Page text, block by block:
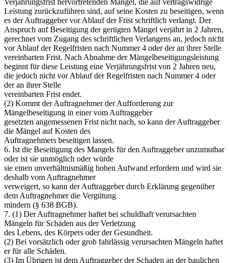
Verjährungsfrist hervortretenden Mängel, die auf vertragswidrige
Leistung zurückzuführen sind, auf seine Kosten zu beseitigen, wenn
es der Auftraggeber vor Ablauf der Frist schriftlich verlangt. Der
Anspruch auf Beseitigung der gerügten Mängel verjährt in 2 Jahren,
gerechnet vom Zugang des schriftlichen Verlangens an, jedoch nicht
vor Ablauf der Regelfristen nach Nummer 4 oder der an ihrer Stelle
vereinbarten Frist. Nach Abnahme der Mängelbeseitigungsleistung
beginnt für diese Leistung eine Verjährungsfrist von 2 Jahren neu,
die jedoch nicht vor Ablauf der Regelfristen nach Nummer 4 oder
der an ihrer Stelle
vereinbarten Frist endet.
(2) Kommt der Auftragnehmer der Aufforderung zur
Mängelbeseitigung in einer vom Auftraggeber
gesetzten angemessenen Frist nicht nach, so kann der Auftraggeber
die Mängel auf Kosten des
Auftragnehmers beseitigen lassen.
6. Ist die Beseitigung des Mangels für den Auftraggeber unzumutbar
oder ist sie unmöglich oder würde
sie einen unverhältnismäßig hohen Aufwand erfordern und wird sie
deshalb vom Auftragnehmer
verweigert, so kann der Auftraggeber durch Erklärung gegenüber
dem Auftragnehmer die Vergütung
mindern (§ 638 BGB).
7. (1) Der Auftragnehmer haftet bei schuldhaft verursachten
Mängeln für Schäden aus der Verletzung
des Lebens, des Körpers oder der Gesundheit.
(2) Bei vorsätzlich oder grob fahrlässig verursachten Mängeln haftet
er für alle Schäden.
(3) Im Übrigen ist dem Auftraggeber der Schaden an der baulichen